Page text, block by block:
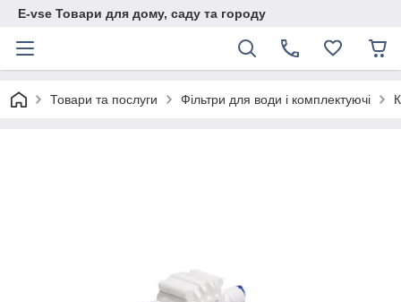
E-vse Товари для дому, саду та городу
Товари та послуги Фільтри для води і комплектуючі